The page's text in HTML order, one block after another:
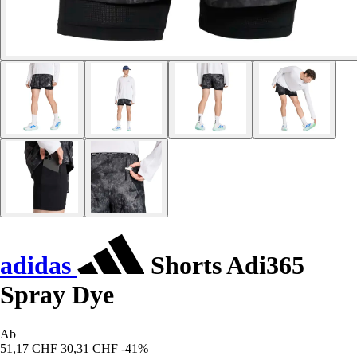
adidas
Shorts Adi365
Spray Dye
Ab
51,17 CHF 30,31 CHF -41%